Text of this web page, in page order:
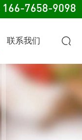
166-7658-9098
联系我们